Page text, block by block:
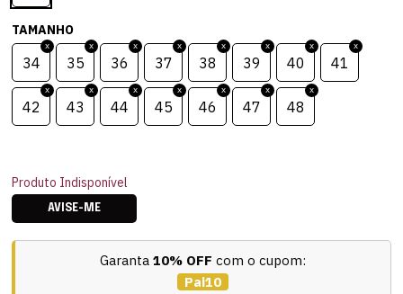
TAMANHO
34 35 36 37 38 39 40 41
42 43 44 45 46 47 48
Produto Indisponível
AVISE-ME
Garanta 10% OFF com o cupom:
Pai10